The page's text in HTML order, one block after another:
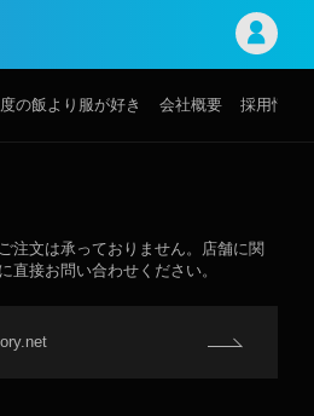
の飯より服が好き 会社概要 採用情報
注文は承っておりません。店舗に関
直接お問い合わせください。